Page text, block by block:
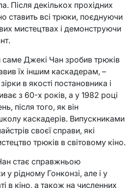
Після декількох прохідних
ставить всі трюки, поєднуючи
мистецтвах і демонструючи
саме Джекі Чан зробив трюків
їх іншим каскадерам, –
в якості постановника і
з 60-х років, а у 1982 році
після того, як він
каскадерів. Випускниками
своєї справи, які
трюків в світовому кіно.
стає справжньою
у рідному Гонконзі, але і у
в кіно, а також на численних